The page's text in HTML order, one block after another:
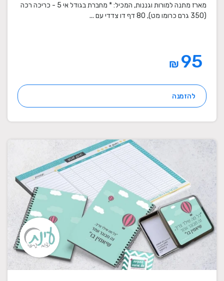
מארז מתנה למורות וגננות, המכיל: * מחברת בגודל אי 5 - כריכה רכה
(350 גרם כרומו מט), 80 דף דו צדדי עם ...
₪
להזמנה